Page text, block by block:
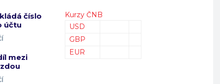
číslo
účtu
mezi
Kurzy ČNB
USD
GBP
EUR